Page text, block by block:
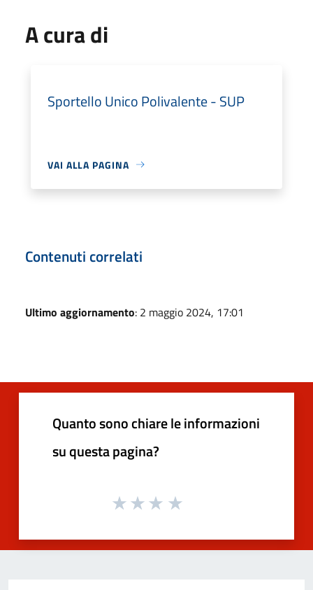
A cura di
Sportello Unico Polivalente - SUP
VAI ALLA PAGINA
Contenuti correlati
Ultimo aggiornamento: 2 maggio 2024, 17:01
Quanto sono chiare le informazioni
su questa pagina?